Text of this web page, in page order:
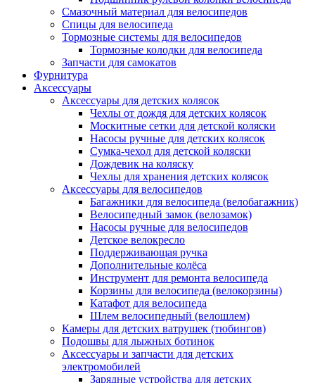
Смазочный материал для велосипедов
Спицы для велосипеда
Тормозные системы для велосипедов
Тормозные колодки для велосипеда
Запчасти для самокатов
Фурнитура
Аксессуары
Аксессуары для детских колясок
Чехлы от дождя для детских колясок
Москитные сетки для детской коляски
Насосы ручные для детских колясок
Сумка-чехол для детской коляски
Дождевик на коляску
Чехлы для хранения детских колясок
Аксессуары для велосипедов
Багажники для велосипеда (велобагажник)
Велосипедный замок (велозамок)
Насосы ручные для велосипедов
Детское велокресло
Поддерживающая ручка
Дополнительные колёса
Инструмент для ремонта велосипеда
Корзины для велосипеда (велокорзины)
Катафот для велосипеда
Шлем велосипедный (велошлем)
Камеры для детских ватрушек (тюбингов)
Подошвы для лыжных ботинок
Аксессуары и запчасти для детских
электромобилей
Зарядные устройства для детских